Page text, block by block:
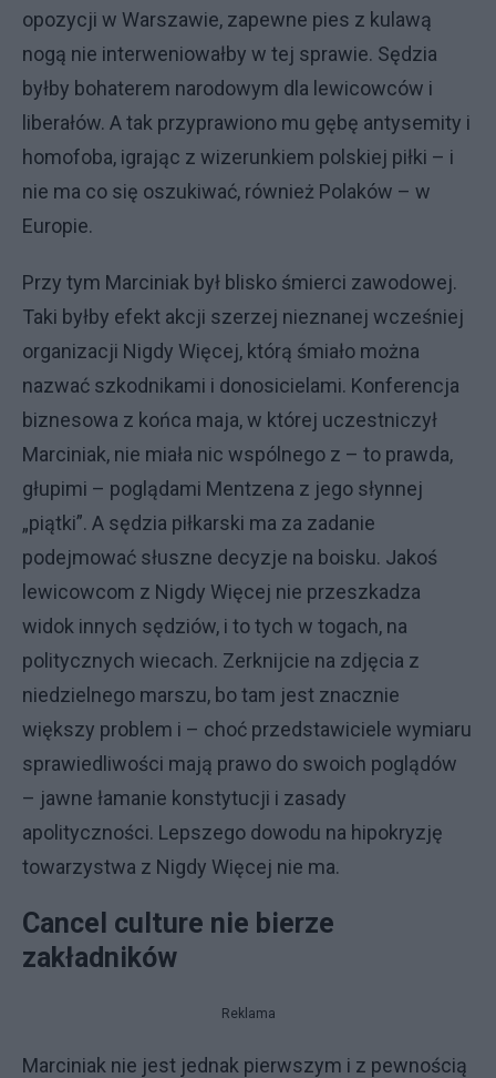
opozycji w Warszawie, zapewne pies z kulawą
nogą nie interweniowałby w tej sprawie. Sędzia
byłby bohaterem narodowym dla lewicowców i
liberałów. A tak przyprawiono mu gębę antysemity i
homofoba, igrając z wizerunkiem polskiej piłki – i
nie ma co się oszukiwać, również Polaków – w
Europie.
Przy tym Marciniak był blisko śmierci zawodowej.
Taki byłby efekt akcji szerzej nieznanej wcześniej
organizacji Nigdy Więcej, którą śmiało można
nazwać szkodnikami i donosicielami. Konferencja
biznesowa z końca maja, w której uczestniczył
Marciniak, nie miała nic wspólnego z – to prawda,
głupimi – poglądami Mentzena z jego słynnej
„piątki”. A sędzia piłkarski ma za zadanie
podejmować słuszne decyzje na boisku. Jakoś
lewicowcom z Nigdy Więcej nie przeszkadza
widok innych sędziów, i to tych w togach, na
politycznych wiecach. Zerknijcie na zdjęcia z
niedzielnego marszu, bo tam jest znacznie
większy problem i – choć przedstawiciele wymiaru
sprawiedliwości mają prawo do swoich poglądów
– jawne łamanie konstytucji i zasady
apolityczności. Lepszego dowodu na hipokryzję
towarzystwa z Nigdy Więcej nie ma.
Cancel culture nie bierze
zakładników
Reklama
Marciniak nie jest jednak pierwszym i z pewnością